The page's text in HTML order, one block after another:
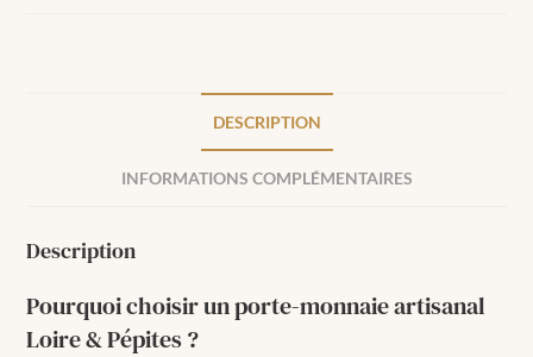
DESCRIPTION
INFORMATIONS COMPLÉMENTAIRES
Description
Pourquoi choisir un porte-monnaie artisanal
Loire & Pépites ?